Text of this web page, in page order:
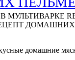
домашние